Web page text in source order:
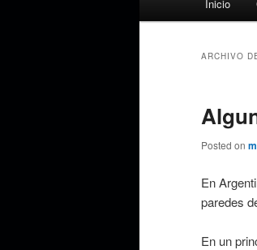
Inicio
ARCHIVO
Posted on
En
paredes
En un